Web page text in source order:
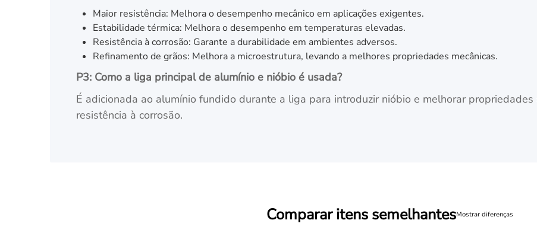
Maior resistência: Melhora o desempenho mecânico em aplicações exigentes.
Estabilidade térmica: Melhora o desempenho em temperaturas elevadas.
Resistência à corrosão: Garante a durabilidade em ambientes adversos.
Refinamento de grãos: Melhora a microestrutura, levando a melhores propriedades mecânicas.
P3: Como a liga principal de alumínio e nióbio é usada?
É adicionada ao alumínio fundido durante a liga para introduzir nióbio e melhorar
resistência à corrosão.
Comparar itens semelhantesMostrar diferenças